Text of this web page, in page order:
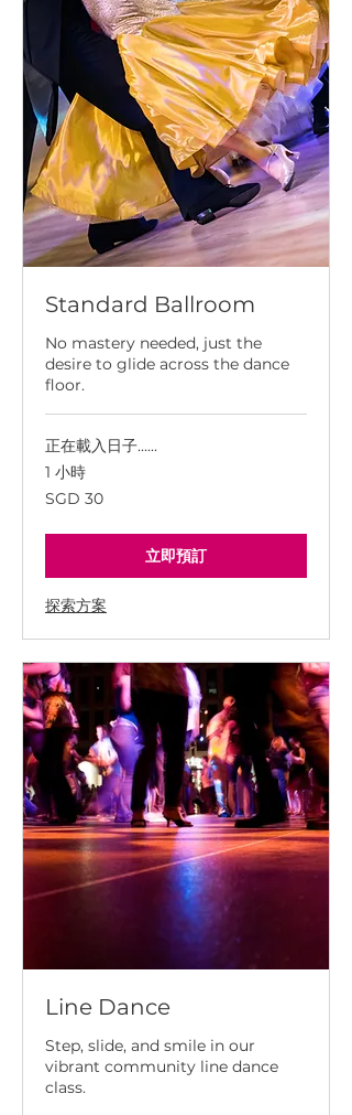
Standard Ballroom
No mastery needed, just the
desire to glide across the dance
floor.
正在載入日子......
1 小時
30
新
坡
SGD 30
立即預訂
探索方案
Line Dance
Step, slide, and smile in our
vibrant community line dance
class.